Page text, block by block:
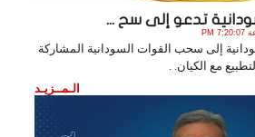
تدعو إلى سح ...
إلى سحب القوات السودانية المشاركة
مع الكيان. .
الـمــزيـد